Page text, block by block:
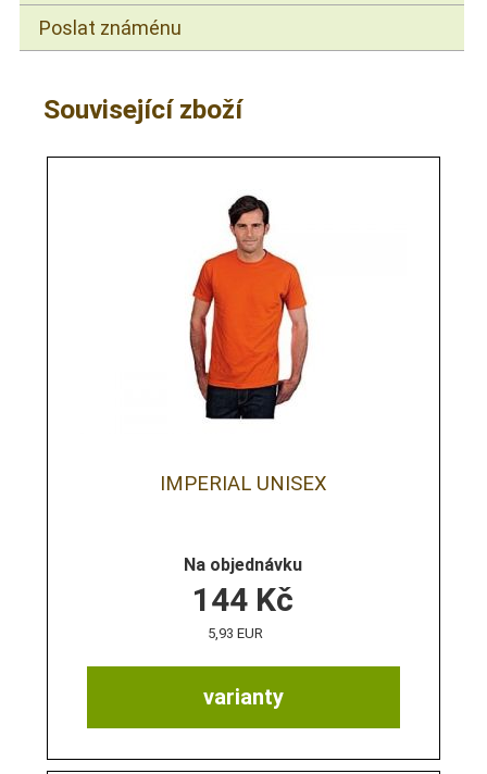
Poslat známénu
Související zboží
IMPERIAL UNISEX
Na objednávku
varianty
144 Kč
5,93 EUR